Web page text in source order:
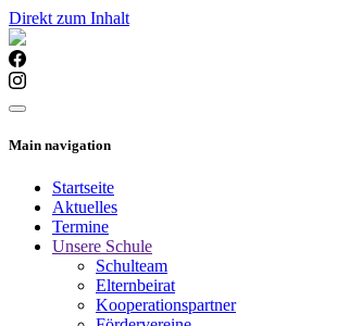
Direkt zum Inhalt
Main navigation
Startseite
Aktuelles
Termine
Unsere Schule
Schulteam
Elternbeirat
Kooperationspartner